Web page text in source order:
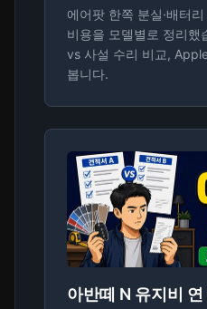
에어팟 한쪽 분실·배터
비용을 모델별로 정리했
vs 사설 수리 비교,
봅니다.
아반떼 N 유지비